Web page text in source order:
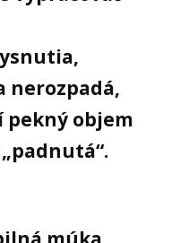
nerozpadá,
pekný objem